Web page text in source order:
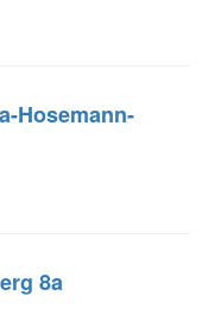
Hosemann-
8a